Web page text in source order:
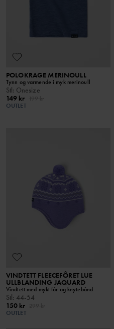
POLOKRAGE MERINOULL
Tynn og varmende i myk merinoull
Stl: Onesize
149 kr
OUTLET
VINDTETT FLEECEFÔRET LUE
ULLBLANDING JAQUARD
Vindtett med mykt fôr og knytebånd
Stl: 44-54
150 kr
OUTLET